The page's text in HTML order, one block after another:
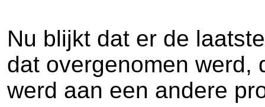
Nu blijkt dat er de
dat overgenomen werd,
werd aan een andere